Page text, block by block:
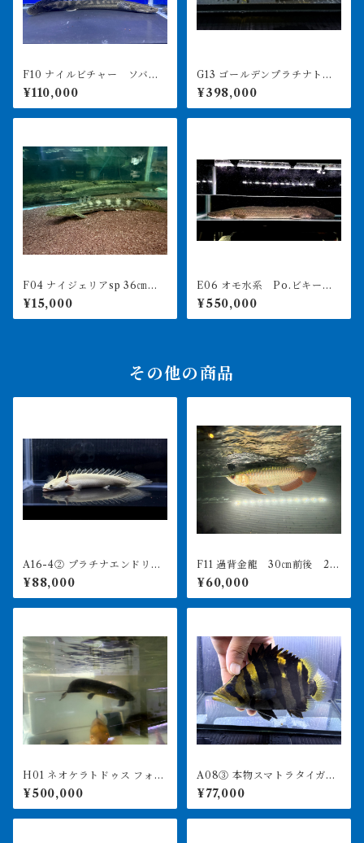
F10 ナイルビチャー ソバト
川 38㎝前後 薬浴完了済み
¥110,000
G13 ゴールデンプラチナトゥ
ジェルシー 11㎝前後 日本
初⁈
¥398,000
F04 ナイジェリアsp 36㎝前
後 出戻り個体
¥15,000
E06 オモ水系 Po.ビキール
ビキール 67㎝前後 ♂ 薬浴
完了済み
¥550,000
その他の商品
A16-4② プラチナエンドリケ
リー 17㎝前後 4月29日輸入
¥88,000
F11 過背金龍 30㎝前後 25
¥60,000
H01 ネオケラトドゥス フォル
ステリ 88㎝前後 納品or引
き取り
¥500,000
A08③ 本物スマトラタイガ
ー セミショート 17.5㎝前
後 イエロー
¥77,000